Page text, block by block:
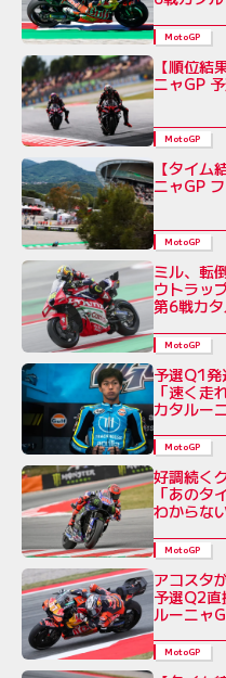
MotoGP
【順位
ニャGP
MotoGP
【タイ
ニャGP
MotoGP
ミル、転
ウトラッ
第6戦カ
MotoGP
予選Q1発
「速く走
カタルー
MotoGP
好調続く
「あのタ
わからな
MotoGP
アコスタ
予選Q2直
ルーニャ
MotoGP